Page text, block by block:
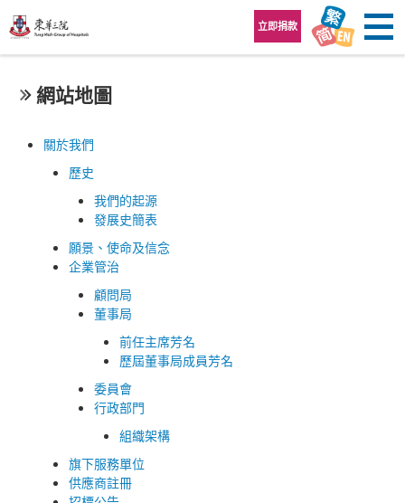
立即捐款
網站地圖
關於我們
歷史
我們的起源
發展史簡表
願景、使命及信念
企業管治
顧問局
董事局
前任主席芳名
歷屆董事局成員芳名
委員會
行政部門
組織架構
旗下服務單位
供應商註冊